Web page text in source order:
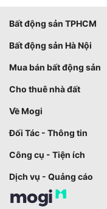
Bất động sản TPHCM
Bất động sản Hà Nội
Mua bán bất động sản
Cho thuê nhà đất
Về Mogi
Đối Tác - Thông tin
Công cụ - Tiện ích
Dịch vụ - Quảng cáo